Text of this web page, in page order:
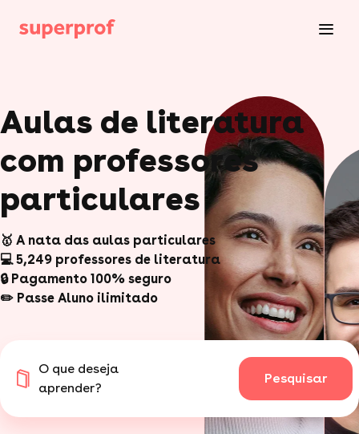
Aulas de literatura
com professores
particulares
🥇 A nata das aulas particulares
💻 5,249 professores de literatura
🔒 Pagamento 100% seguro
✏️ Passe Aluno ilimitado
O que deseja
aprender?
Pesquisar